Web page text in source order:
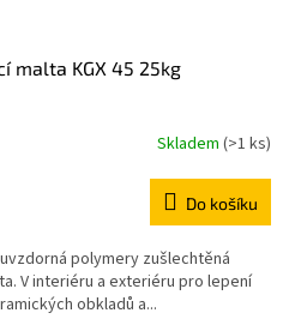
malta KGX 45 25kg
Skladem (>1 ks)
Do košíku
polymery zušlechtěná
V interiéru a exteriéru pro lepení
obkladů a...